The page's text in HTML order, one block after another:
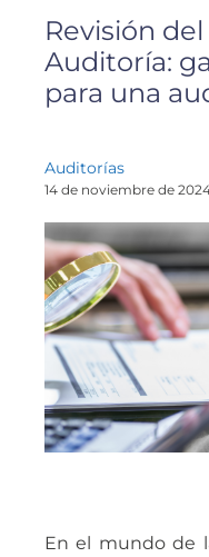
Revisión
Auditoría:
para una
Auditorías
14 de noviembre de
En el mundo de